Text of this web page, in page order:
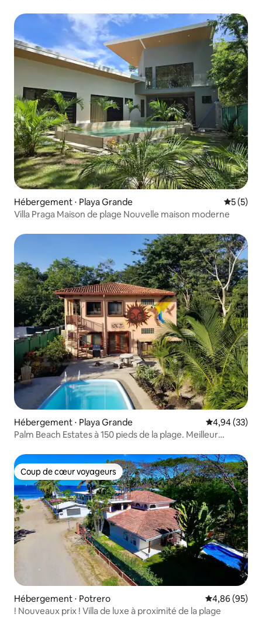
Hébergement ⋅ Playa Grande
5 (5)
Villa Praga Maison de plage Nouvelle maison moderne
Hébergement ⋅ Playa Grande Évaluation
4,94 (33)
Palm Beach Estates à 150 pieds de la plage. Meilleur
Coup de cœur voyageurs
Coup de cœur voyageurs
Hébergement ⋅ Potrero Évaluation
4,86 (95)
! Nouveaux prix ! Villa de luxe à proximité de la plage